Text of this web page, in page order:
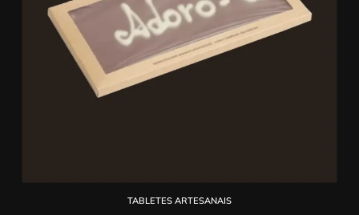
TABLETES ARTESANAIS